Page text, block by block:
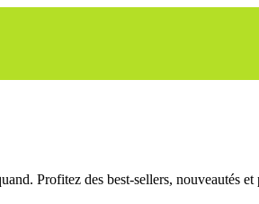
Profitez des best-sellers, nouveautés et